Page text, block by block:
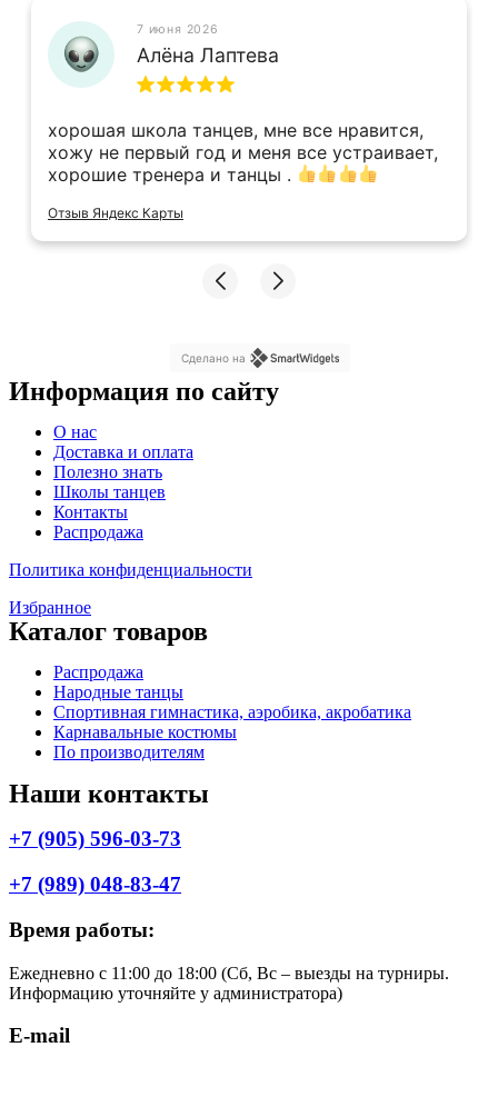
7 июня 2026
Алёна Лаптева
хорошая школа танцев, мне все нравится,
хожу не первый год и меня все устраивает,
хорошие тренера и танцы .
Отзыв Яндекс Карты
Сделано на
Информация по сайту
МенюО нас
Доставка и оплата
Полезно знать
Школы танцев
Контакты
Распродажа
Политика конфиденциальности
Избранное
Каталог товаров
МенюРаспродажа
Народные танцы
Спортивная гимнастика, аэробика, акробатика
Карнавальные костюмы
По производителям
Наши контакты
+7 (905) 596-03-73
+7 (989) 048-83-47
Время работы:
Ежедневно с 11:00 до 18:00 (Cб, Вс – выезды на турниры.
Информацию уточняйте у администратора)
E-mail